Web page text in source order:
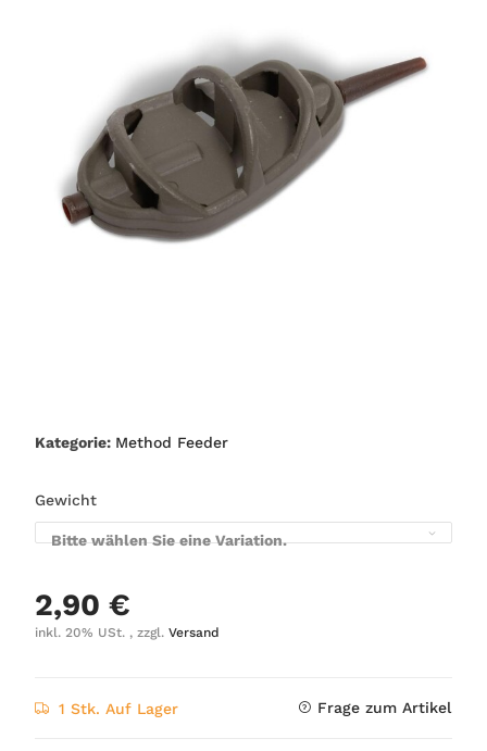
Kategorie: Method Feeder
Gewicht
Bitte wählen Sie eine Variation.
2,90 €
inkl. 20% USt. , zzgl. Versand
1 Stk. Auf Lager Frage zum Artikel